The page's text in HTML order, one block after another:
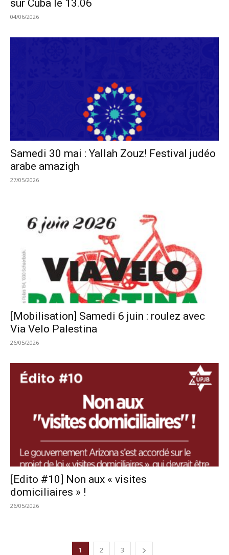
sur Cuba le 13.06
04/06/2026
Samedi 30 mai : Yallah Zouz! Festival judéo
arabe amazigh
27/05/2026
[Mobilisation] Samedi 6 juin : roulez avec
Via Velo Palestina
26/05/2026
[Edito #10] Non aux « visites
domiciliaires » !
26/05/2026
1 2 3